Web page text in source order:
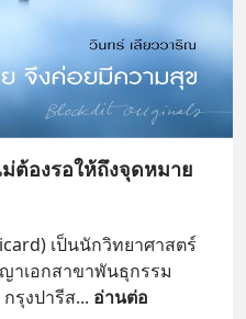
ต้องรอให้ถึงจุดหมาย
เป็นนักวิทยาศาสตร์
าเอกสาขาพันธุกรรม
รุงปารีส... อ่านต่อ